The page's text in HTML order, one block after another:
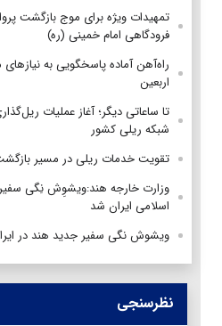
تمهیدات ویژه برای موج بازگشت
فرودگاهی امام خمینی (ره)
راه‌آهن آماده پاسخگویی به نیازهای
اربعین
تا ساعاتی دیگر؛ آغاز عملیات
شبکه ریلی کشور
تقویت خدمات ریلی در مسیر
وزارت خارجه هند:ویشوِش نِگی
اسلامی ایران شد
ویشوش نگی سفیر جدید هند در
نظرسنجی